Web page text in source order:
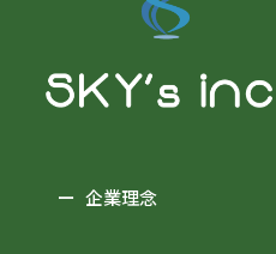
ー企業理念